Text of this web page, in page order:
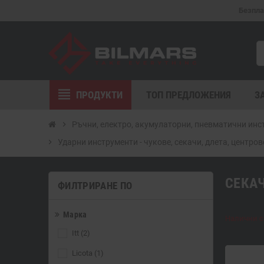
view_headline ПРОДУКТИ
Ръчни, електро, акумулаторни, пневматични
Ударни инструменти - чукове, секачи, длета,
ФИЛТРИРАНЕ ПО
Марка
Itt (2)
Licota (1)